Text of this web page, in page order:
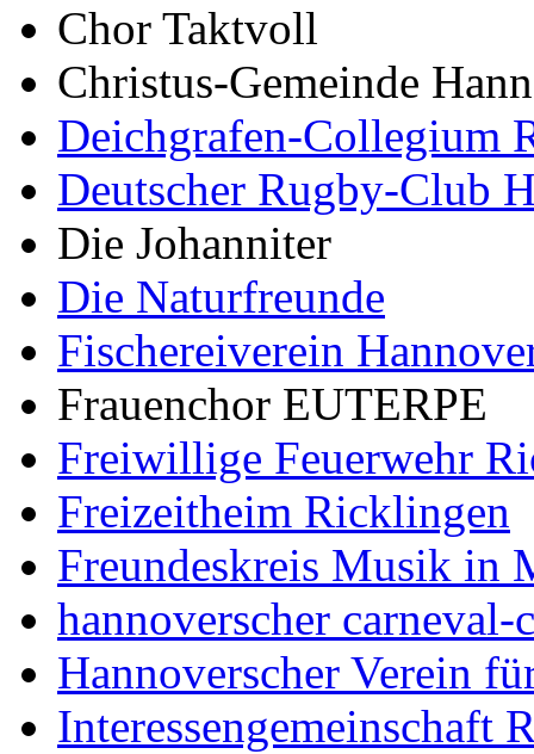
Chor Taktvoll
Christus-Gemeinde
Deichgrafen-Collegium
Deutscher Rugby-Club
Die Johanniter
Die Naturfreunde
Fischereiverein
Frauenchor EUTERPE
Freiwillige Feuerwehr
Freizeitheim Ricklingen
Freundeskreis Musik in
hannoverscher carneval-
Hannoverscher Verein
Interessengemeinschaft